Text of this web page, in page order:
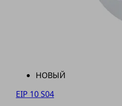
НОВЫЙ
EIP 10 S04